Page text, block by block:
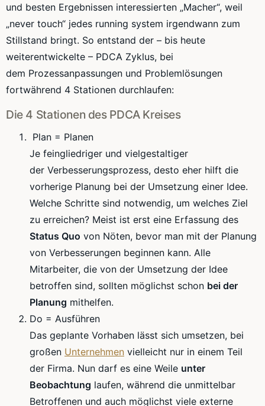
und besten Ergebnissen interessierten „Macher“, weil
„never touch“ jedes running system irgendwann zum
Stillstand bringt. So entstand der – bis heute
weiterentwickelte – PDCA Zyklus, bei
dem Prozessanpassungen und Problemlösungen
fortwährend 4 Stationen durchlaufen:
Die 4 Stationen des PDCAKreises
Plan = Planen
Je feingliedriger und vielgestaltiger
der Verbesserungsprozess, desto eher hilft die
vorherige Planung bei der Umsetzung einer Idee.
Welche Schritte sind notwendig, um welches Ziel
zu erreichen? Meist ist erst eine Erfassung des
Status Quo von Nöten, bevor man mit der Planung
von Verbesserungen beginnen kann. Alle
Mitarbeiter, die von der Umsetzung der Idee
betroffen sind, sollten möglichst schon bei der
Planung mithelfen.
Do = Ausführen
Das geplante Vorhaben lässt sich umsetzen, bei
großen Unternehmen vielleicht nur in einem Teil
der Firma. Nun darf es eine Weile unter
Beobachtung laufen, während die unmittelbar
Betroffenen und auch möglichst viele externe